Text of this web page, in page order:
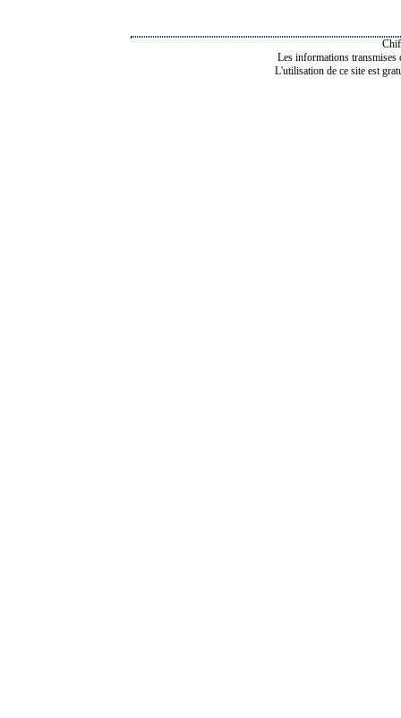
Les informations transmises
L'utilisation de ce site est